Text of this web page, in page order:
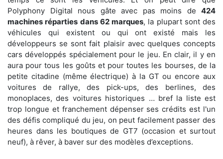
Polyphony Digital nous gâte avec pas moins de 424
machines réparties dans 62 marques, la plupart sont des
véhicules qui existent ou qui ont existé mais les
développeurs se sont fait plaisir avec quelques concepts
cars développés spécialement pour le jeu. En clair, il y en
aura pour tous les goûts et pour toutes les bourses, de la
petite citadine (même électrique) à la GT ou encore aux
voitures de rallye, des pick-ups, des berlines, des
monoplaces, des voitures historiques … bref la liste est
trop longue et franchement dépenser ses crédits est l'un
des défis compliqué du jeu, on peut facilement passer des
heures dans les boutiques de GT7 (occasion et surtout
neuf), à rêver, à baver sur des modèles d’exceptions.